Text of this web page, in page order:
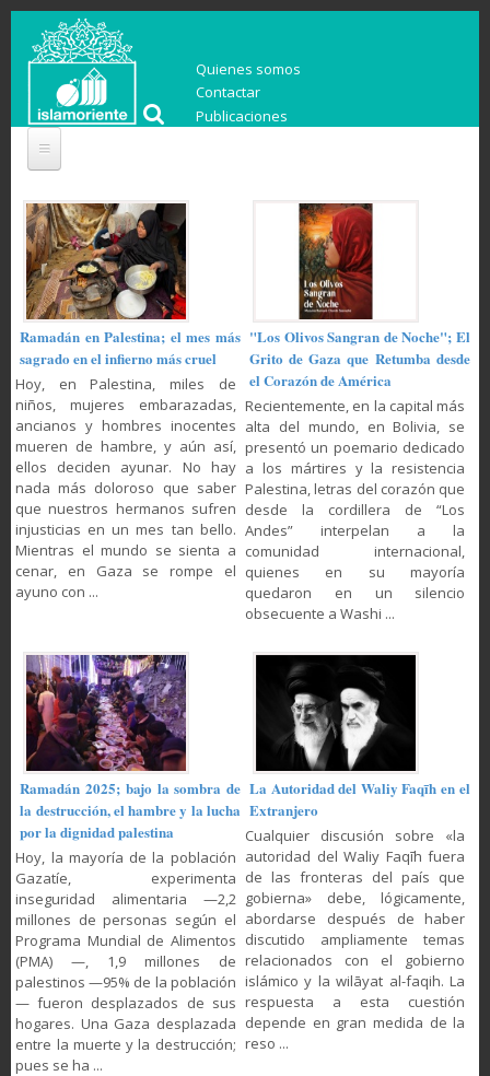
Quienes somos
Contactar
Publicaciones
Ramadán en Palestina; el mes más
sagrado en el infierno más cruel
Hoy, en Palestina, miles de
niños, mujeres embarazadas,
ancianos y hombres inocentes
mueren de hambre, y aún así,
ellos deciden ayunar. No hay
nada más doloroso que saber
que nuestros hermanos sufren
injusticias en un mes tan bello.
Mientras el mundo se sienta a
cenar, en Gaza se rompe el
ayuno con ...
"Los Olivos Sangran de Noche"; El
Grito de Gaza que Retumba desde
el Corazón de América
Recientemente, en la capital más
alta del mundo, en Bolivia, se
presentó un poemario dedicado
a los mártires y la resistencia
Palestina, letras del corazón que
desde la cordillera de “Los
Andes” interpelan a la
comunidad internacional,
quienes en su mayoría
quedaron en un silencio
obsecuente a Washi ...
Ramadán 2025; bajo la sombra de
la destrucción, el hambre y la lucha
por la dignidad palestina
Hoy, la mayoría de la población
Gazatíe, experimenta
inseguridad alimentaria —2,2
millones de personas según el
Programa Mundial de Alimentos
(PMA) —, 1,9 millones de
palestinos —95% de la población
— fueron desplazados de sus
hogares. Una Gaza desplazada
entre la muerte y la destrucción;
pues se ha ...
La Autoridad del Waliy Faqīh en el
Extranjero
Cualquier discusión sobre «la
autoridad del Waliy Faqīh fuera
de las fronteras del país que
gobierna» debe, lógicamente,
abordarse después de haber
discutido ampliamente temas
relacionados con el gobierno
islámico y la wilāyat al-faqih. La
respuesta a esta cuestión
depende en gran medida de la
reso ...